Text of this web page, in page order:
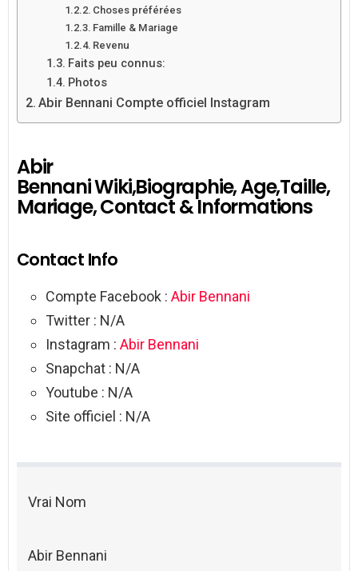
Choses préférées
Famille & Mariage
Revenu
Faits peu connus:
Photos
Abir Bennani Compte officiel Instagram
Abir
Bennani Wiki,Biographie, Age,Taille,
Mariage, Contact & Informations
Contact Info
Compte Facebook : Abir Bennani
Twitter : N/A
Instagram : Abir Bennani
Snapchat : N/A
Youtube : N/A
Site officiel : N/A
Vrai Nom
Abir Bennani